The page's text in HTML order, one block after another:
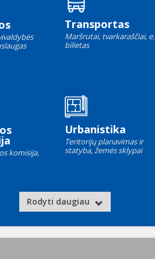
Transportas
Maršrutai, tvarkaraščiai, e.
bilietas
komisija,
Urbanistika
Teritorijų planavimas ir
statyba, žemės sklypai
Rodyti daugiau